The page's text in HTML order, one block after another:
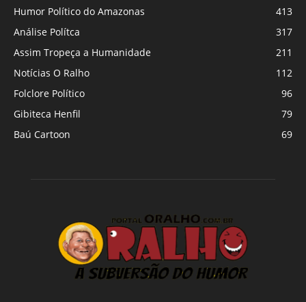
Humor Político do Amazonas
413
Análise Polítca
317
Assim Tropeça a Humanidade
211
Notícias O Ralho
112
Folclore Político
96
Gibiteca Henfil
79
Baú Cartoon
69